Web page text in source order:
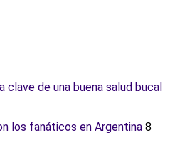
clave de una buena salud bucal
los fanáticos en Argentina 8